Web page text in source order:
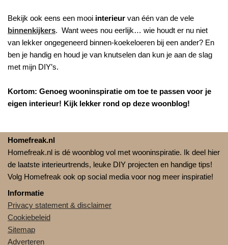
Bekijk ook eens een mooi interieur van één van de vele
binnenkijkers. Want wees nou eerlijk… wie houdt er nu niet
van lekker ongegeneerd binnen-koekeloeren bij een ander? En
ben je handig en houd je van knutselen dan kun je aan de slag
met mijn DIY’s.
Kortom: Genoeg wooninspiratie om toe te passen voor je
eigen interieur! Kijk lekker rond op deze woonblog!
Homefreak.nl
Homefreak.nl is dé woonblog vol met wooninspiratie. Ik deel hier
de laatste interieurtrends, leuke DIY projecten en handige tips!
Volg Homefreak ook op social media voor nog meer inspiratie!
Informatie
Privacy statement & disclaimer
Cookiebeleid
Sitemap
Adverteren